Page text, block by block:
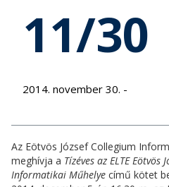
11/30
2014. november 30. -
Az Eötvös József Collegium
meghívja a Tízéves az ELTE Eötvös
Informatikai Műhelye című kötet